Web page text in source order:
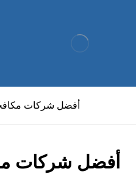
أفضل شركات
أفضل شركات